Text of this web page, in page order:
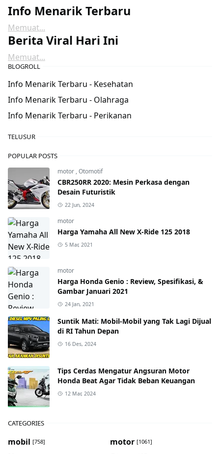
Info Menarik Terbaru
Memuat...
Berita Viral Hari Ini
Memuat...
BLOGROLL
Info Menarik Terbaru - Kesehatan
Info Menarik Terbaru - Olahraga
Info Menarik Terbaru - Perikanan
TELUSUR
POPULAR POSTS
motor ,Otomotif
CBR250RR 2020: Mesin Perkasa dengan
Desain Futuristik
22 Jun, 2024
motor
Harga Yamaha All New X-Ride 125 2018
5 Mar, 2021
motor
Harga Honda Genio : Review, Spesifikasi, &
Gambar Januari 2021
24 Jan, 2021
Suntik Mati: Mobil-Mobil yang Tak Lagi Dijual
di RI Tahun Depan
16 Des, 2024
Tips Cerdas Mengatur Angsuran Motor
Honda Beat Agar Tidak Beban Keuangan
12 Mar, 2024
CATEGORIES
mobil [758] motor [1061]